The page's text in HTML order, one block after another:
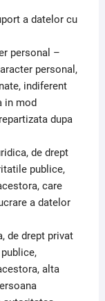
a datelor cu
personal –
personal,
indiferent
in mod
dupa
de drept
publice,
care
a datelor
de drept privat
alta